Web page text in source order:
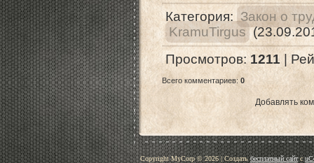
Категория: Закон о
KramuTirgus
Просмотров: 1211 |
Всего комментариев: 0
Добавлять
Copyright MyCorp © 2026|Создатьбесплатный сайтс